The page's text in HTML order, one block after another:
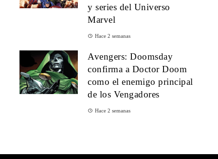
y series del Universo
Marvel
Hace 2 semanas
Avengers: Doomsday
confirma a Doctor Doom
como el enemigo principal
de los Vengadores
Hace 2 semanas